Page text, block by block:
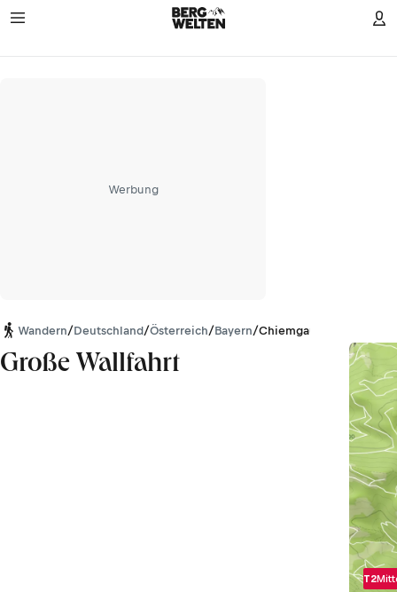
Werbung
Wandern/Deutschland/Österreich/Bayern/Chiemgauer Alpen
Große Wallfahrt
T2